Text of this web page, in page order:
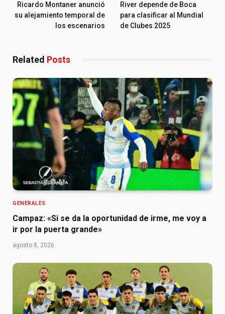
Ricardo Montaner anunció
su alejamiento temporal de
los escenarios
River depende de Boca
para clasificar al Mundial
de Clubes 2025
Related Posts
GENERALES
Campaz: «Si se da la oportunidad de irme, me voy a
ir por la puerta grande»
agosto 8, 2026